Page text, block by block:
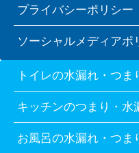
プライバシーポリシー
ソーシャルメディアポ
トイレの水漏れ・つま
キッチンのつまり・水
お風呂の水漏れ・つま